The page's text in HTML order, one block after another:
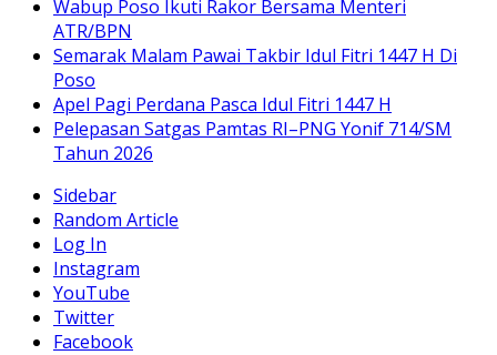
Wabup Poso Ikuti Rakor Bersama Menteri
ATR/BPN
Semarak Malam Pawai Takbir Idul Fitri 1447 H Di
Poso
Apel Pagi Perdana Pasca Idul Fitri 1447 H
Pelepasan Satgas Pamtas RI–PNG Yonif 714/SM
Tahun 2026
Sidebar
Random Article
Log In
Instagram
YouTube
Twitter
Facebook